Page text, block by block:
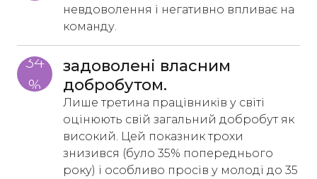
невдоволення і негативно впливає на
команду.
34
%
задоволені власним
добробутом.
Лише третина працівників у світі
оцінюють свій загальний добробут як
високий. Цей показник трохи
знизився (було 35% попереднього
року) і особливо просів у молоді до 35